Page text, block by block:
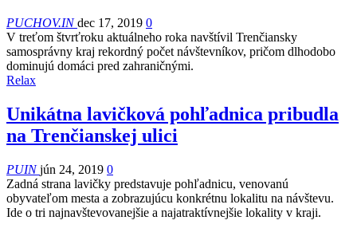
PUCHOV.INdec 17, 2019 0
V treťom štvrťroku aktuálneho roka navštívil Trenčiansky
samosprávny kraj rekordný počet návštevníkov, pričom dlhodobo
dominujú domáci pred zahraničnými.
Relax
Unikátna lavičková pohľadnica pribudla
na Trenčianskej ulici
PUINjún 24, 2019 0
Zadná strana lavičky predstavuje pohľadnicu, venovanú
obyvateľom mesta a zobrazujúcu konkrétnu lokalitu na návštevu.
Ide o tri najnavštevovanejšie a najatraktívnejšie lokality v kraji.